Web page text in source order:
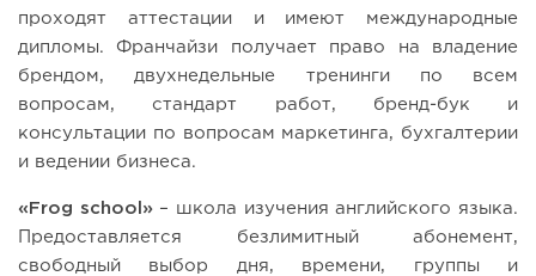
проходят аттестации и имеют международные
дипломы. Франчайзи получает право на владение
брендом, двухнедельные тренинги по всем
вопросам, стандарт работ, бренд-бук и
консультации по вопросам маркетинга, бухгалтерии
и ведении бизнеса.
«Frog school»– школа изучения английского языка.
Предоставляется безлимитный абонемент,
свободный выбор дня, времени, группы и